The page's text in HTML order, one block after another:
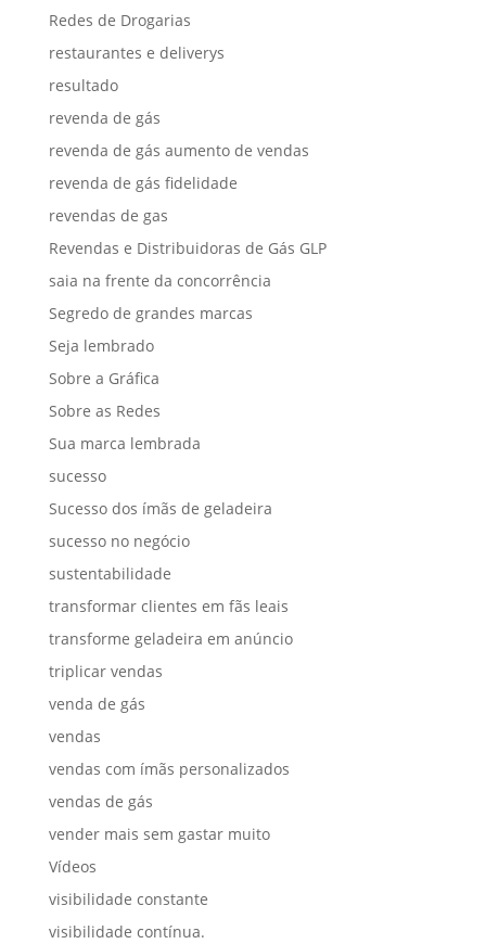
Redes de Drogarias
restaurantes e deliverys
resultado
revenda de gás
revenda de gás aumento de vendas
revenda de gás fidelidade
revendas de gas
Revendas e Distribuidoras de Gás GLP
saia na frente da concorrência
Segredo de grandes marcas
Seja lembrado
Sobre a Gráfica
Sobre as Redes
Sua marca lembrada
sucesso
Sucesso dos ímãs de geladeira
sucesso no negócio
sustentabilidade
transformar clientes em fãs leais
transforme geladeira em anúncio
triplicar vendas
venda de gás
vendas
vendas com ímãs personalizados
vendas de gás
vender mais sem gastar muito
Vídeos
visibilidade constante
visibilidade contínua.